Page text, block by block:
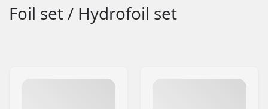
Foil set / Hydrofoil set